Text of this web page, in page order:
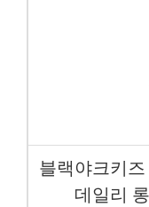
블랙야크키
데일리